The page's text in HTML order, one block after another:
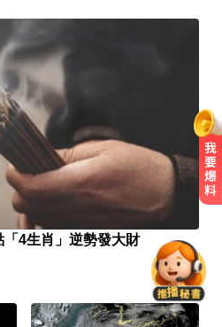
4生肖」逆勢發大財
首都基輔及周邊區